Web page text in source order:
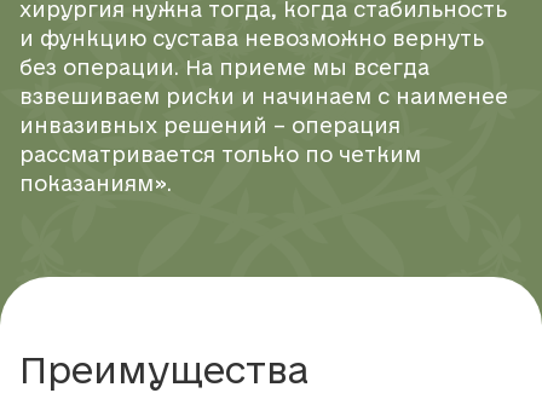
хирургия нужна тогда, когда стабильность
и функцию сустава невозможно вернуть
без операции. На приеме мы всегда
взвешиваем риски и начинаем с наименее
инвазивных решений – операция
рассматривается только по четким
показаниям».
Преимущества